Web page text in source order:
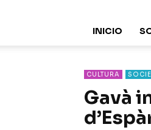
INICIO
CULTURA
Gavà